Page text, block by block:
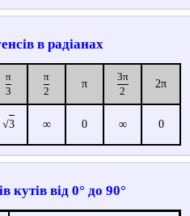
в радіанах
π
3
π
2
π
3π
2
2π
√3 ∞ 0 ∞ 0
кутів від 0° до 90°